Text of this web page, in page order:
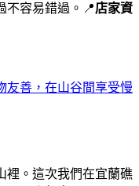
不容易錯過。📍店家資
友善，在山谷間享受慢
裡。這次我們在宜蘭礁